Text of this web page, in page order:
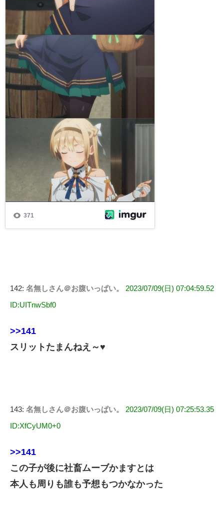
142: 名無しさん＠お腹いっぱい。 2023/07/09(日) 07:04:59.52
ID:UITnwSbf0
>>141
スリットたまんねえ～♥
143: 名無しさん＠お腹いっぱい。 2023/07/09(日) 07:25:53.35
ID:XfCyUM0+0
>>141
この子が後に社畜ムーブかますとは
本人も周りも誰も予想もつかなかった